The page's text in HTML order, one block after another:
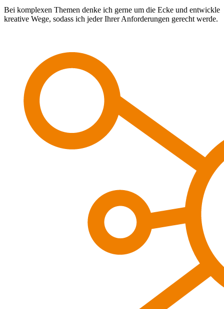
Bei komplexen Themen denke ich gerne um die Ecke und entwickle
kreative Wege, sodass ich jeder Ihrer Anforderungen gerecht werde.